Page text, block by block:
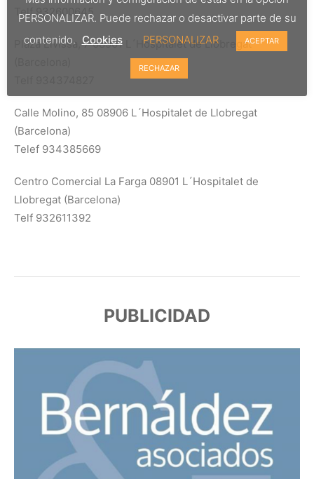
Telf 932600645
Plaza Eivissa, 7 08901 L´Hospitalet de Llobregat
Calle Molino, 85 08906 L´Hospitalet de Llobregat
(Barcelona)
Telef 934385669
Centro Comercial La Farga 08901 L´Hospitalet de
Llobregat (Barcelona)
Telf 932611392
PUBLICIDAD
PERSONALIZAR. Puede rechazar o desactivar parte de su
contenido.
Cookies PERSONALIZAR ACEPTAR
RECHAZAR